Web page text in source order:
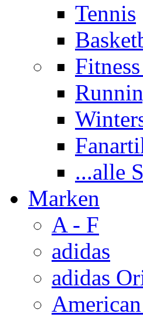
Tennis
...alle
Marken
A - F
adidas
adidas